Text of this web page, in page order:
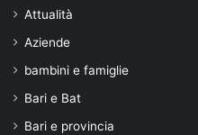
Attualità
Aziende
bambini e famiglie
Bari e Bat
Bari e provincia